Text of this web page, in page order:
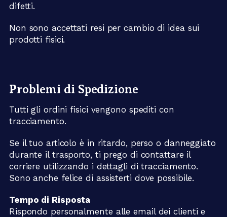
difetti.
Non sono accettati resi per cambio di idea sui
prodotti fisici.
Problemi di Spedizione
Tutti gli ordini fisici vengono spediti con
tracciamento.
Se il tuo articolo è in ritardo, perso o danneggiato
durante il trasporto, ti prego di contattare il
corriere utilizzando i dettagli di tracciamento.
Sono anche felice di assisterti dove possibile.
Tempo di Risposta
Rispondo personalmente alle email dei clienti e